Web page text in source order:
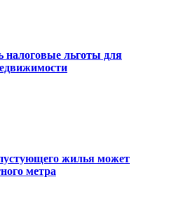
налоговые льготы для
жилья может
метра